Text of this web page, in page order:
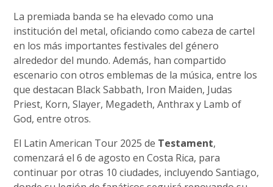
La premiada banda se ha elevado como una
institución del metal, oficiando como cabeza de cartel
en los más importantes festivales del género
alrededor del mundo. Además, han compartido
escenario con otros emblemas de la música, entre los
que destacan Black Sabbath, Iron Maiden, Judas
Priest, Korn, Slayer, Megadeth, Anthrax y Lamb of
God, entre otros.
El Latin American Tour 2025 de Testament,
comenzará el 6 de agosto en Costa Rica, para
continuar por otras 10 ciudades, incluyendo Santiago,